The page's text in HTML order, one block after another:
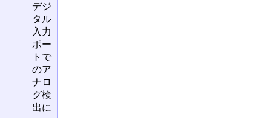
デジ
タル
入力
ポー
トで
のア
ナロ
グ検
出に